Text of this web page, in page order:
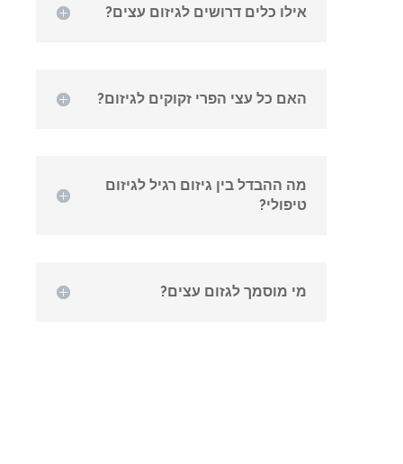
אילו כלים דרושים לגיזום עצים?
האם כל עצי הפרי זקוקים לגיזום?
מה ההבדל בין גיזום רגיל לגיזום
טיפולי?
מי מוסמך לגזום עצים?